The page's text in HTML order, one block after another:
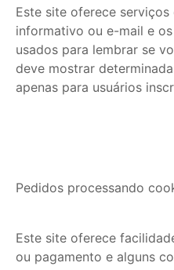
Este site oferece
informativo ou e-mail e
usados para lembrar se
deve mostrar
apenas para usuários
Pedidos processando
Este site oferece
ou pagamento e alguns